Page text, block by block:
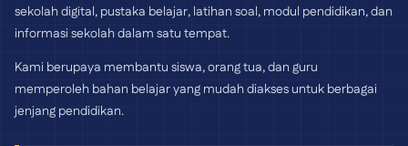
sekolah digital, pustaka belajar, latihan soal, modul pendidikan, dan
informasi sekolah dalam satu tempat.
Kami berupaya membantu siswa, orang tua, dan guru
memperoleh bahan belajar yang mudah diakses untuk berbagai
jenjang pendidikan.